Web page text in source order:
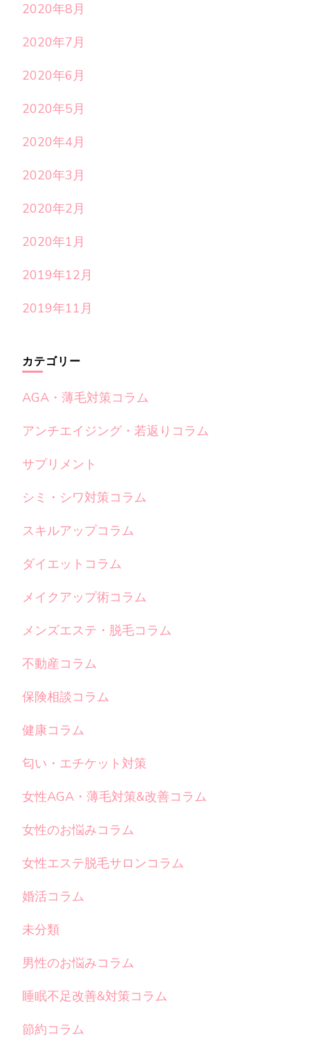
2020年8月
2020年7月
2020年6月
2020年5月
2020年4月
2020年3月
2020年2月
2020年1月
2019年12月
2019年11月
カテゴリー
AGA・薄毛対策コラム
アンチエイジング・若返りコラム
サプリメント
シミ・シワ対策コラム
スキルアップコラム
ダイエットコラム
メイクアップ術コラム
メンズエステ・脱毛コラム
不動産コラム
保険相談コラム
健康コラム
匂い・エチケット対策
女性AGA・薄毛対策&改善コラム
女性のお悩みコラム
女性エステ脱毛サロンコラム
婚活コラム
未分類
男性のお悩みコラム
睡眠不足改善&対策コラム
節約コラム